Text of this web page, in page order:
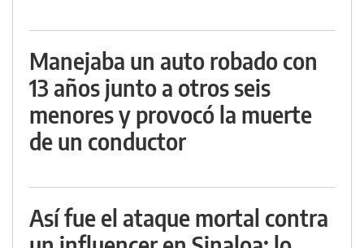
Manejaba un auto robado con
13 años junto a otros seis
menores y provocó la muerte
de un conductor
Así fue el ataque mortal contra